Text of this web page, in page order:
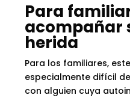
Para
acompañar
herida
Para los familiares,
especialmente difícil
con alguien cuya